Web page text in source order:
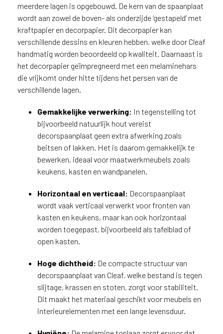
HPL heeft antibacteriële
eigenschappen. Dit maakt het
materiaal geschikt voor
praktijkruimtes
meerdere lagen is opgebouwd. De kern van de spaanplaat
wordt aan zowel de boven- als onderzijde ‘gestapeld’ met
kraftpapier en decorpapier. Dit decorpapier kan
verschillende dessins en kleuren hebben, welke door Cleaf
handmatig worden beoordeeld op kwaliteit. Daarnaast is
het decorpapier geïmpregneerd met een melaminehars
die vrijkomt onder hitte tijdens het persen van de
verschillende lagen.
Gemakkelijke verwerking: In tegenstelling tot
bijvoorbeeld natuurlijk hout vereist
decorspaanplaat geen extra afwerking zoals
beitsen of lakken. Het is daarom gemakkelijk te
bewerken, ideaal voor maatwerkmeubels zoals
keukens, kasten en wandpanelen.
Horizontaal en verticaal: Decorspaanplaat
wordt vaak verticaal verwerkt voor fronten van
kasten en keukens, maar kan ook horizontaal
worden toegepast, bijvoorbeeld als tafelblad of
open kasten.
Hoge dichtheid: De compacte structuur van
decorspaanplaat van Cleaf, welke bestand is tegen
slijtage, krassen en stoten, zorgt voor stabiliteit.
Dit maakt het materiaal geschikt voor meubels en
interieurelementen met een lange levensduur.